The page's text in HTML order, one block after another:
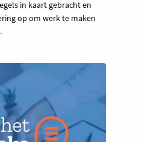
in kaart gebracht en
op om werk te maken